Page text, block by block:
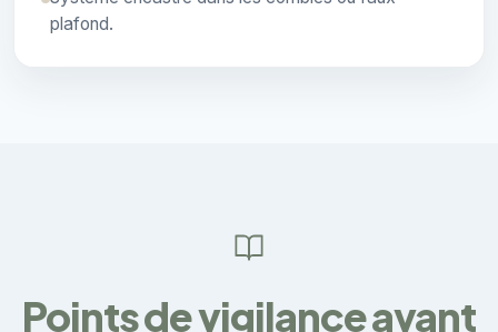
plafond.
Points de vigilance avant